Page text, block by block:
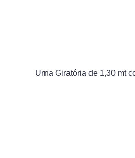
Urna Giratória de 1,30 mt